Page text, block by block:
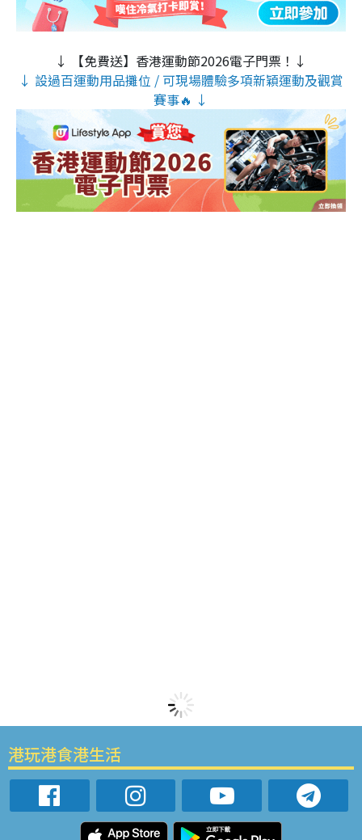
↓ 【免費送】香港運動節2026電子門票！↓
↓ 設過百運動用品攤位 / 可現場體驗多項新穎運動及觀賞
賽事🔥 ↓
港玩港食港生活